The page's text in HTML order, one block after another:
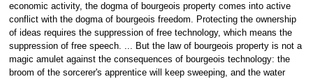
economic activity, the dogma of bourgeois property comes into active
conflict with the dogma of bourgeois freedom. Protecting the ownership
of ideas requires the suppression of free technology, which means the
suppression of free speech. ... But the law of bourgeois property is not a
magic amulet against the consequences of bourgeois technology: the
broom of the sorcerer's apprentice will keep sweeping, and the water